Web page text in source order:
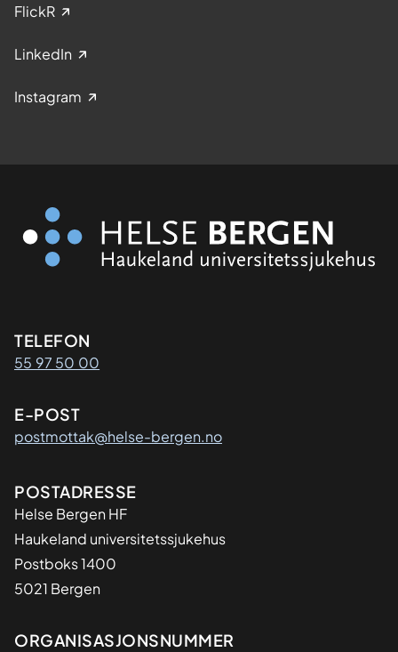
FlickR
LinkedIn
Instagram
Kontaktinformasjon
TELEFON
55 97 50 00
E-POST
postmottak@helse-bergen.no
Adresse
POSTADRESSE
Helse Bergen HF
Haukeland universitetssjukehus
Postboks 1400
5021 Bergen
Organisasjon
ORGANISASJONSNUMMER